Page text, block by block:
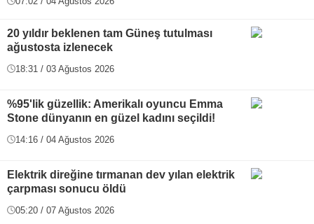
20 yıldır beklenen tam Güneş tutulması
ağustosta izlenecek
18:31 / 03 Ağustos 2026
%95'lik güzellik: Amerikalı oyuncu Emma
Stone dünyanın en güzel kadını seçildi!
14:16 / 04 Ağustos 2026
Elektrik direğine tırmanan dev yılan elektrik
çarpması sonucu öldü
05:20 / 07 Ağustos 2026